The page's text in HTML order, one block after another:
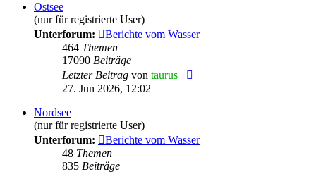
Ostsee
(nur für registrierte User)
Unterforum:
Berichte vom Wasser
464 Themen
17090 Beiträge
Letzter Beitrag von taurus_
27. Jun 2026, 12:02
Nordsee
(nur für registrierte User)
Unterforum:
Berichte vom Wasser
48 Themen
835 Beiträge